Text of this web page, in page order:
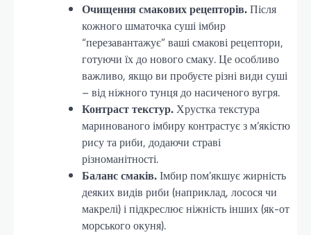
Очищення смакових рецепторів.Після
кожного шматочка суші імбир
“перезавантажує” ваші смакові рецептори,
готуючи їх до нового смаку. Це особливо
важливо, якщо ви пробуєте різні види суші
– від ніжного тунця до насиченого вугря.
Контраст текстур.Хрустка текстура
маринованого імбиру контрастує з м’якістю
рису та риби, додаючи страві
різноманітності.
Баланс смаків.Імбир пом’якшує жирність
деяких видів риби (наприклад, лосося чи
макрелі) і підкреслює ніжність інших (як-от
морського окуня).